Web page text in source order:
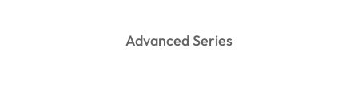
Advanced Series